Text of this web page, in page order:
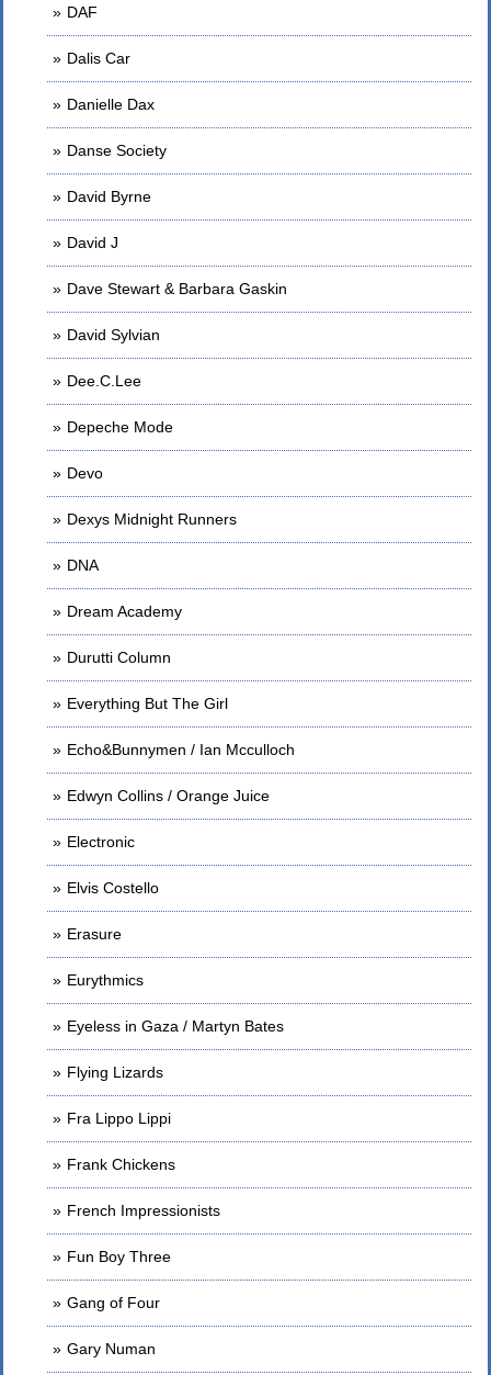
DAF
Dalis Car
Danielle Dax
Danse Society
David Byrne
David J
Dave Stewart & Barbara Gaskin
David Sylvian
Dee.C.Lee
Depeche Mode
Devo
Dexys Midnight Runners
DNA
Dream Academy
Durutti Column
Everything But The Girl
Echo&Bunnymen / Ian Mcculloch
Edwyn Collins / Orange Juice
Electronic
Elvis Costello
Erasure
Eurythmics
Eyeless in Gaza / Martyn Bates
Flying Lizards
Fra Lippo Lippi
Frank Chickens
French Impressionists
Fun Boy Three
Gang of Four
Gary Numan